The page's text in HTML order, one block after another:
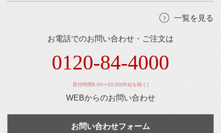
一覧を見る
お電話でのお問い合わせ・ご注文は
0120-84-4000
受付時間8:00〜20:00(年始を除く)
WEBからのお問い合わせ
お問い合わせフォーム